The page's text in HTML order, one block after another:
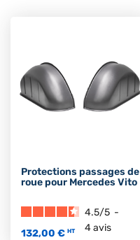
Protections passages de
roue pour Mercedes Vito
4.5/5 -
4avis
132,00 € HT